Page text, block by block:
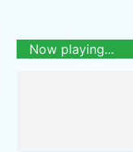
Now playing...